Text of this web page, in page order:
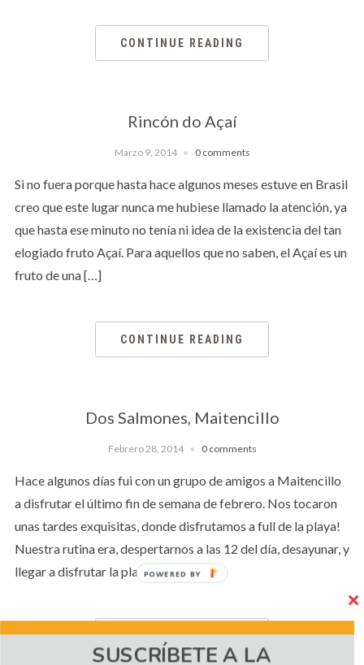
CONTINUE READING
Rincón do Açaí
Marzo 9, 2014 0 comments
Si no fuera porque hasta hace algunos meses estuve en Brasil
creo que este lugar nunca me hubiese llamado la atención, ya
que hasta ese minuto no tenía ni idea de la existencia del tan
elogiado fruto Açaí. Para aquellos que no saben, el Açaí es un
fruto de una […]
CONTINUE READING
Dos Salmones, Maitencillo
Febrero 28, 2014 0 comments
Hace algunos días fui con un grupo de amigos a Maitencillo
a disfrutar el último fin de semana de febrero. Nos tocaron
unas tardes exquisitas, donde disfrutamos a full de la playa!
Nuestra rutina era, despertarnos a las 12 del día, desayunar, y
llegar a disfrutar la playa tipo 3 […]
CONTINUE READING
SUSCRÍBETE A LA
POWERED BY